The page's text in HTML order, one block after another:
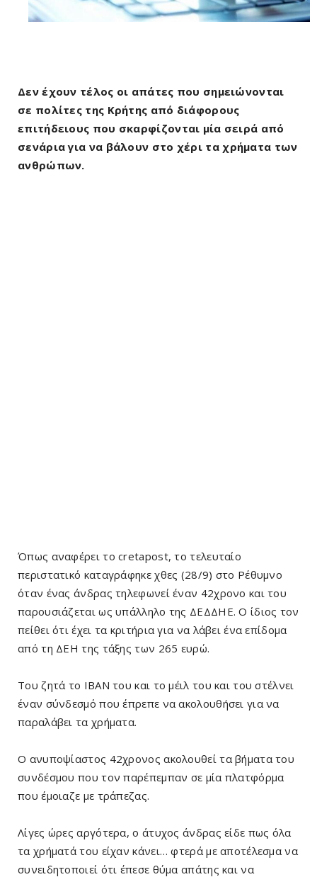
Δεν έχουν τέλος οι απάτες που σημειώνονται
σε πολίτες της Κρήτης από διάφορους
επιτήδειους που σκαρφίζονται μία σειρά από
σενάρια για να βάλουν στο χέρι τα χρήματα των
ανθρώπων.
Όπως αναφέρει το cretapost, το τελευταίο
περιστατικό καταγράφηκε χθες (28/9) στο Ρέθυμνο
όταν ένας άνδρας τηλεφωνεί έναν 42χρονο και του
παρουσιάζεται ως υπάλληλο της ΔΕΔΔΗΕ. Ο ίδιος τον
πείθει ότι έχει τα κριτήρια για να λάβει ένα επίδομα
από τη ΔΕΗ της τάξης των 265 ευρώ.
Του ζητά το IBAN του και το μέιλ του και του στέλνει
έναν σύνδεσμό που έπρεπε να ακολουθήσει για να
παραλάβει τα χρήματα.
Ο ανυποψίαστος 42χρονος ακολουθεί τα βήματα του
συνδέσμου που τον παρέπεμπαν σε μία πλατφόρμα
που έμοιαζε με τράπεζας.
Λίγες ώρες αργότερα, ο άτυχος άνδρας είδε πως όλα
τα χρήματά του είχαν κάνει… φτερά με αποτέλεσμα να
συνειδητοποιεί ότι έπεσε θύμα απάτης και να